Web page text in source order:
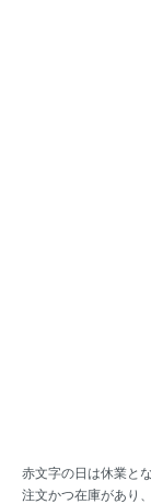
赤文字の日は休業と
注文かつ在庫があり